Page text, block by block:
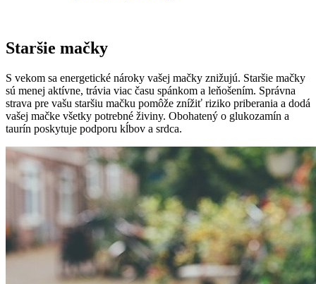
Staršie mačky
S vekom sa energetické nároky vašej mačky znižujú. Staršie mačky
sú menej aktívne, trávia viac času spánkom a leňošením. Správna
strava pre vašu staršiu mačku pomôže znížiť riziko priberania a dodá
vašej mačke všetky potrebné živiny. Obohatený o glukozamín a
taurín poskytuje podporu kĺbov a srdca.